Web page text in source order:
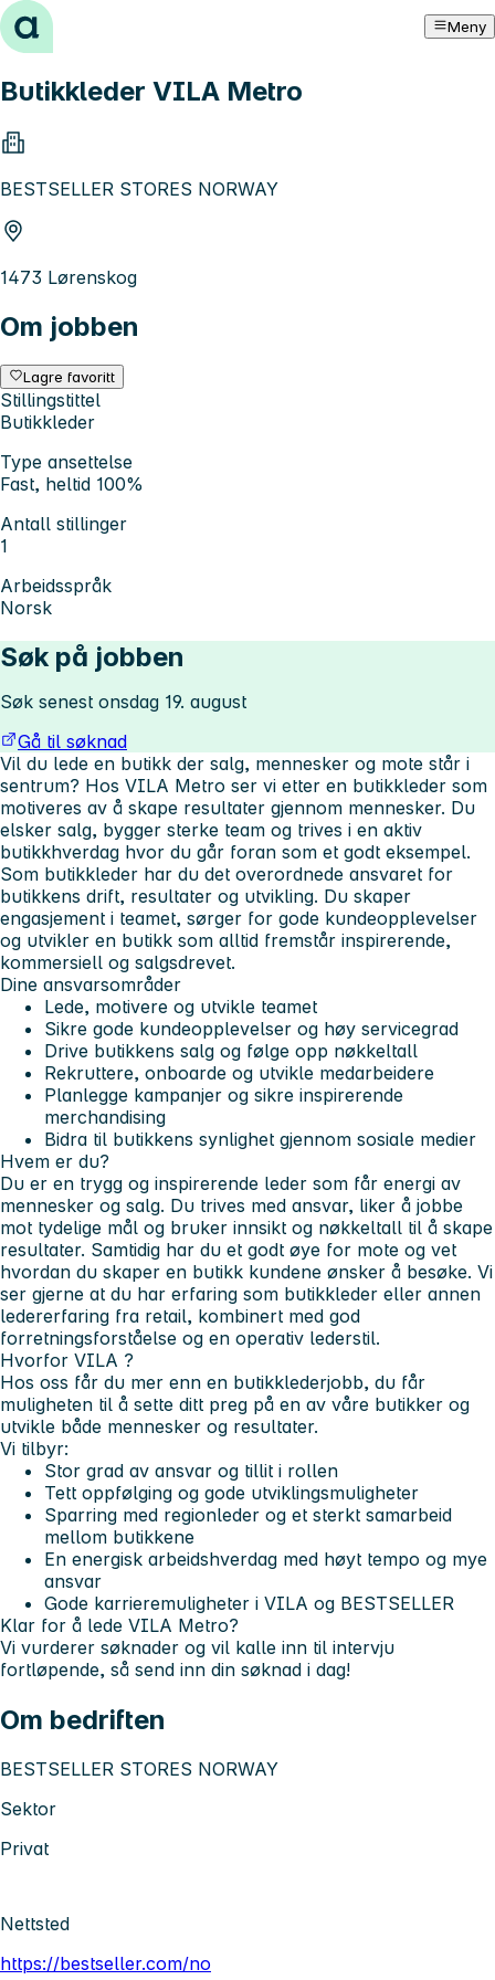
Hopp til innhold Meny
Butikkleder VILA Metro
BESTSELLER STORES NORWAY
1473 Lørenskog
Om jobben
Lagre favoritt
Stillingstittel
Butikkleder
Type ansettelse
Fast, heltid 100%
Antall stillinger
1
Arbeidsspråk
Norsk
Søk på jobben
Søk senest onsdag 19. august
Gå til søknad
Vil du lede en butikk der salg, mennesker og mote står i
sentrum? Hos VILA Metro ser vi etter en butikkleder som
motiveres av å skape resultater gjennom mennesker. Du
elsker salg, bygger sterke team og trives i en aktiv
butikkhverdag hvor du går foran som et godt eksempel.
Som butikkleder har du det overordnede ansvaret for
butikkens drift, resultater og utvikling. Du skaper
engasjement i teamet, sørger for gode kundeopplevelser
og utvikler en butikk som alltid fremstår inspirerende,
kommersiell og salgsdrevet.
Dine ansvarsområder
Lede, motivere og utvikle teamet
Sikre gode kundeopplevelser og høy servicegrad
Drive butikkens salg og følge opp nøkkeltall
Rekruttere, onboarde og utvikle medarbeidere
Planlegge kampanjer og sikre inspirerende
merchandising
Bidra til butikkens synlighet gjennom sosiale medier
Hvem er du?
Du er en trygg og inspirerende leder som får energi av
mennesker og salg. Du trives med ansvar, liker å jobbe
mot tydelige mål og bruker innsikt og nøkkeltall til å skape
resultater. Samtidig har du et godt øye for mote og vet
hvordan du skaper en butikk kundene ønsker å besøke. Vi
ser gjerne at du har erfaring som butikkleder eller annen
ledererfaring fra retail, kombinert med god
forretningsforståelse og en operativ lederstil.
Hvorfor VILA ?
Hos oss får du mer enn en butikklederjobb, du får
muligheten til å sette ditt preg på en av våre butikker og
utvikle både mennesker og resultater.
Vi tilbyr:
Stor grad av ansvar og tillit i rollen
Tett oppfølging og gode utviklingsmuligheter
Sparring med regionleder og et sterkt samarbeid
mellom butikkene
En energisk arbeidshverdag med høyt tempo og mye
ansvar
Gode karrieremuligheter i VILA og BESTSELLER
Klar for å lede VILA Metro?
Vi vurderer søknader og vil kalle inn til intervju
fortløpende, så send inn din søknad i dag!
Om bedriften
BESTSELLER STORES NORWAY
Sektor
Privat
Nettsted
https://bestseller.com/no